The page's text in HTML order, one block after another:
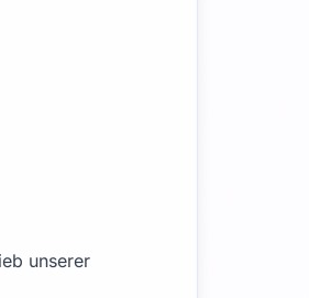
unserer